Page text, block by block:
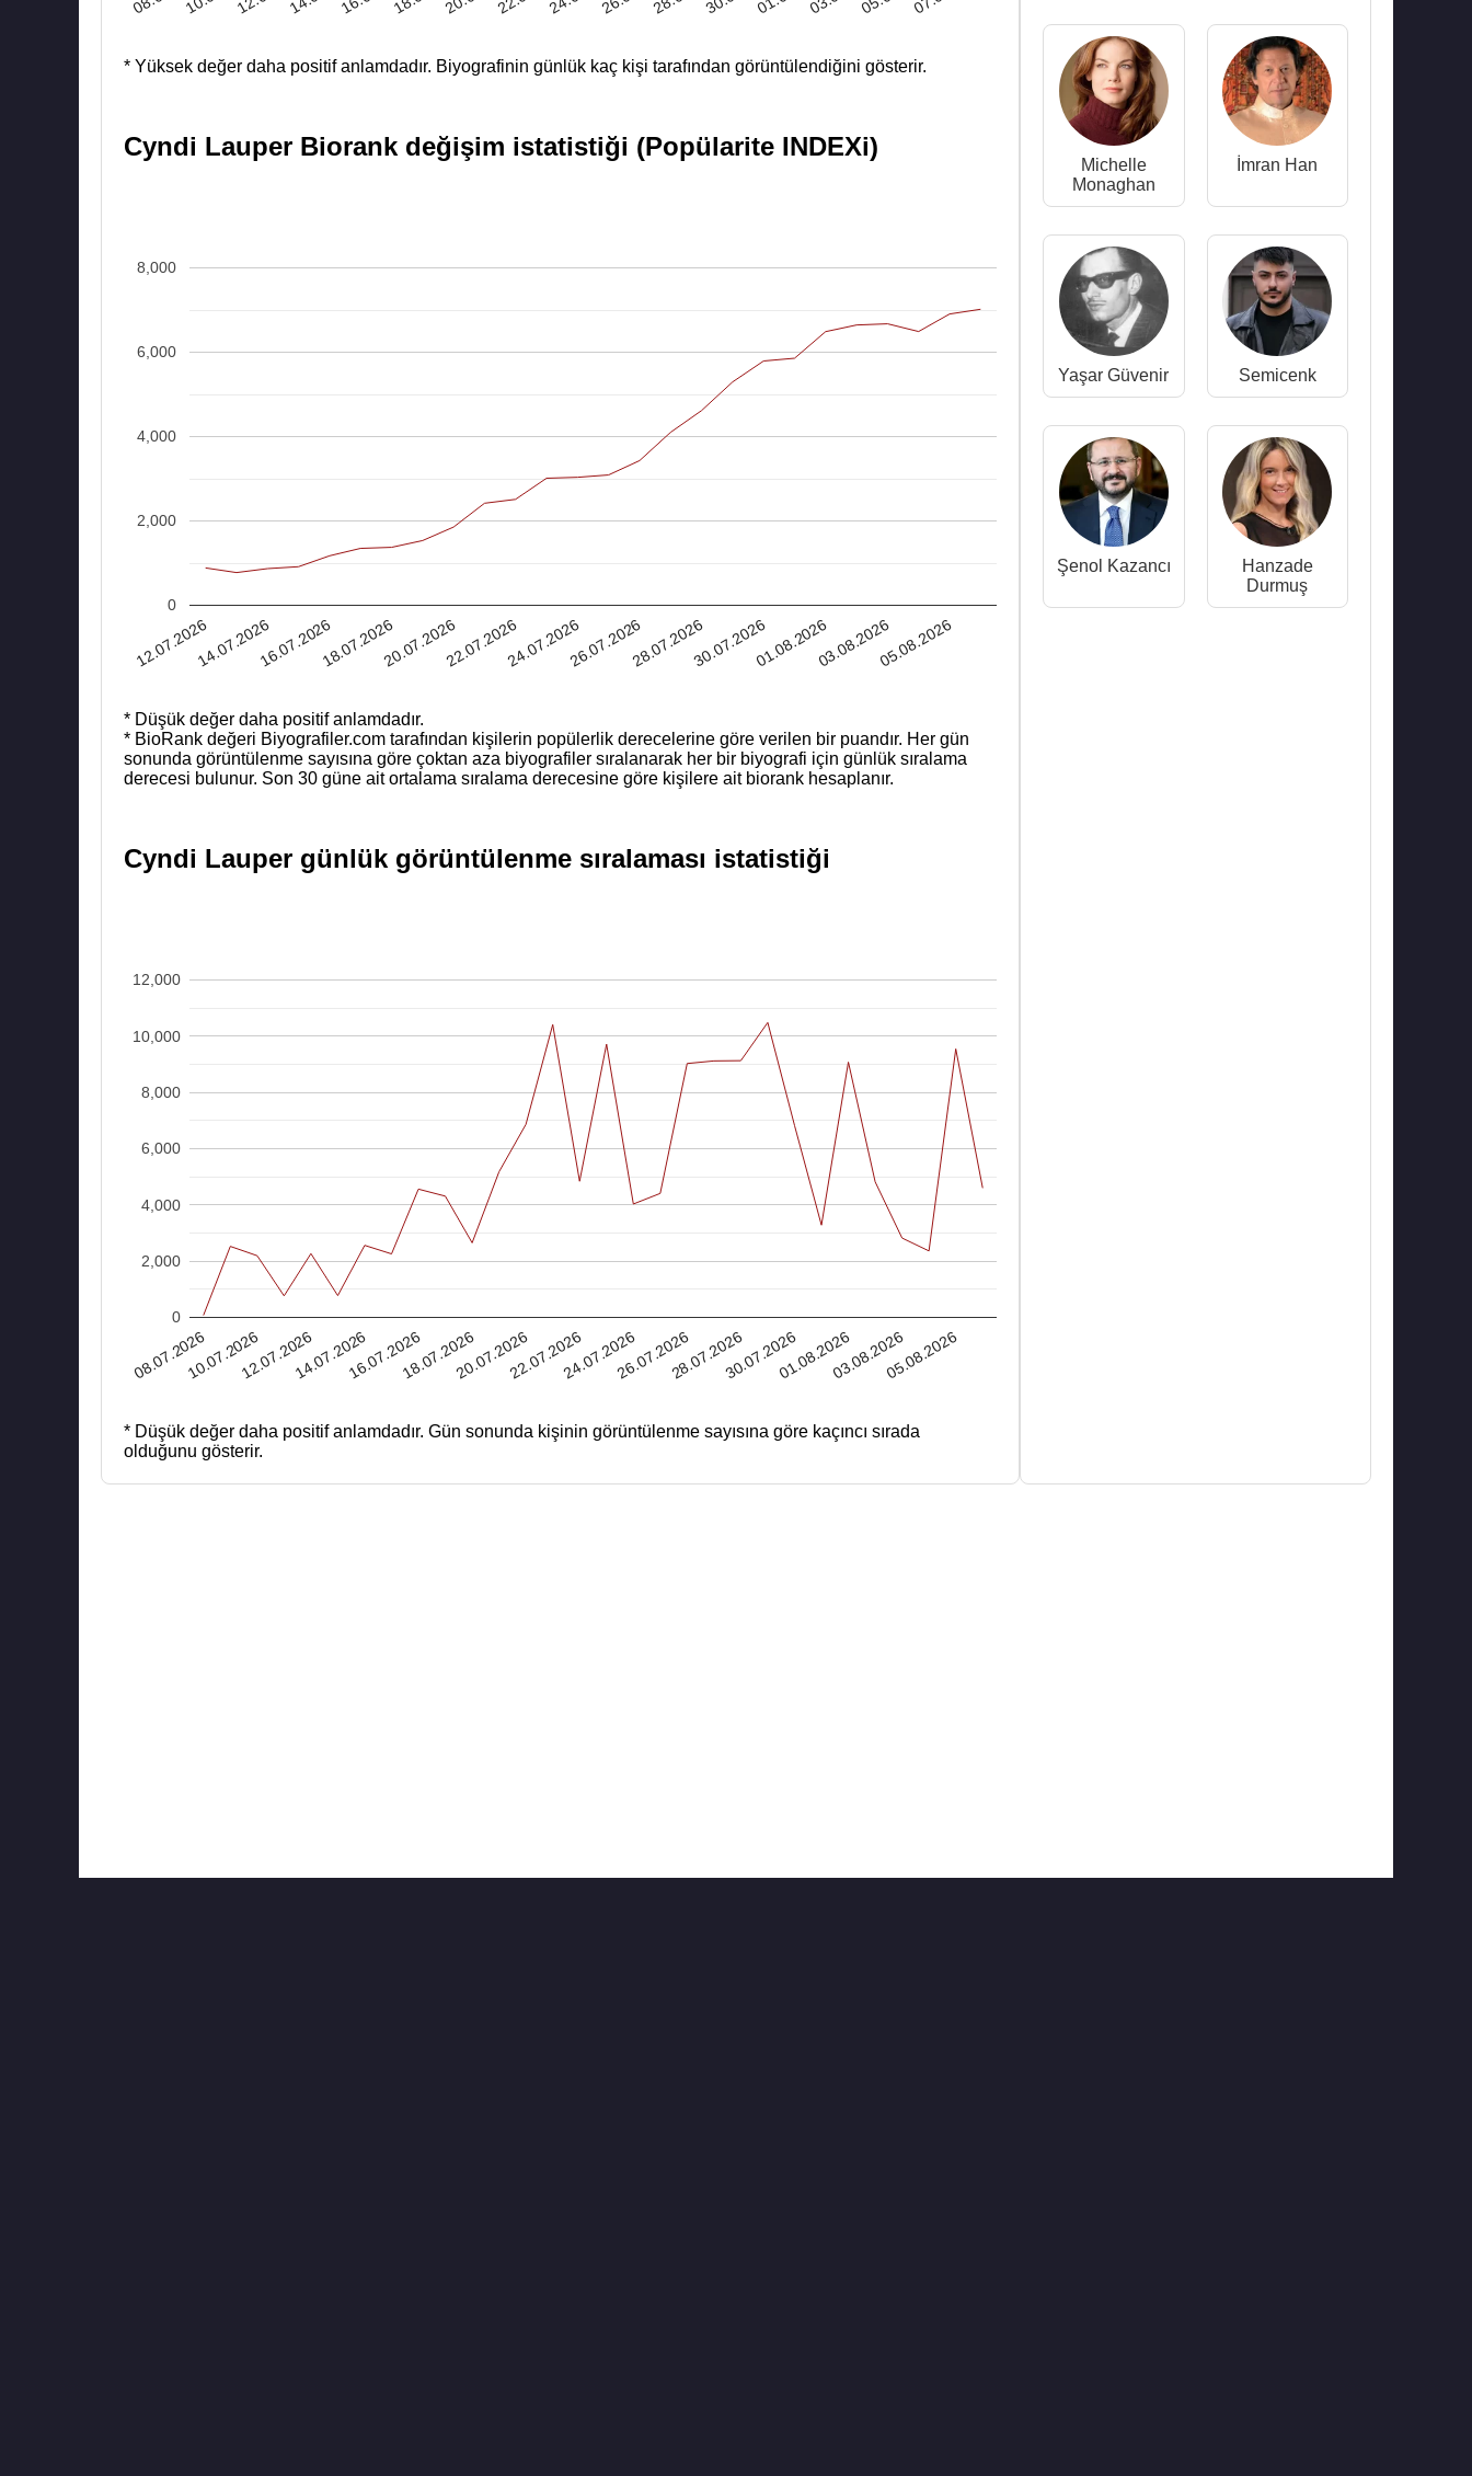
* Yüksek değer daha positif anlamdadır. Biyografinin günlük kaç kişi tarafından görüntülendiğini gösterir.
Cyndi Lauper Biorank değişim istatistiği (Popülarite INDEXi)
12.07.202614.07.202616.07.202618.07.202620.07.202622.07.202624.07.202626.07.202628.07.202630.07.202601.08.202603.08.202605.08.2026
0
2,000
4,000
6,000
8,000
* Düşük değer daha positif anlamdadır.
* BioRank değeri Biyografiler.com tarafından kişilerin popülerlik derecelerine göre verilen bir puandır. Her gün
sonunda görüntülenme sayısına göre çoktan aza biyografiler sıralanarak her bir biyografi için günlük sıralama
derecesi bulunur. Son 30 güne ait ortalama sıralama derecesine göre kişilere ait biorank hesaplanır.
Cyndi Lauper günlük görüntülenme sıralaması istatistiği
08.07.202610.07.202612.07.202614.07.202616.07.202618.07.202620.07.202622.07.202624.07.202626.07.202628.07.202630.07.202601.08.202603.08.202605.08.2026
0
2,000
4,000
6,000
8,000
10,000
12,000
* Düşük değer daha positif anlamdadır. Gün sonunda kişinin görüntülenme sayısına göre kaçıncı sırada
olduğunu gösterir.
Michelle
Monaghan
İmran Han
Yaşar Güvenir Semicenk
Şenol Kazancı
Hanzade
Durmuş